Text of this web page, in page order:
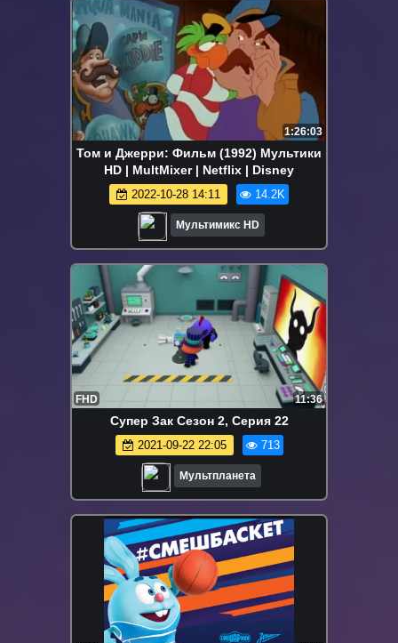
1:26:03
Том и Джерри: Фильм (1992) Мультики
HD | MultMixer | Netflix | Disney
2022-10-28 14:11 14.2K
Мультимикс HD
FHD 11:36
Супер Зак Сезон 2, Серия 22
2021-09-22 22:05 713
Мультпланета